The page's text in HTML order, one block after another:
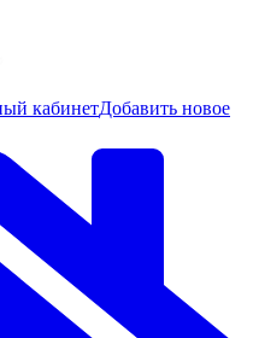
кабинетДобавить новое